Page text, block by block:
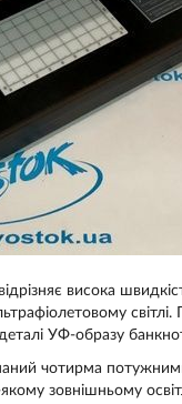
висока
УФ-образу
чотирма
зовнішньому